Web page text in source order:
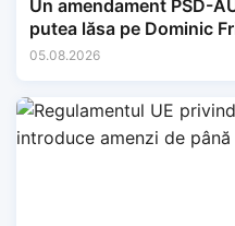
Un amendament PSD-
putea lăsa pe Dominic
05.08.2026